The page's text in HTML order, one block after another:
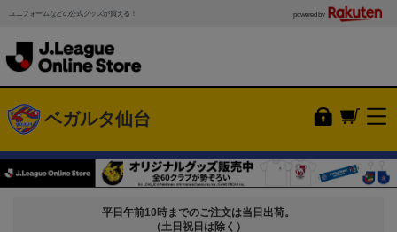
ユニフォームなどの公式グッズが買える！ powered by
ベガルタ仙台
平日午前10時までのご注文は当日出荷。
（土日祝日は除く）